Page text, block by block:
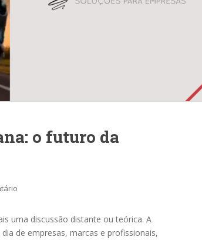
o futuro da
uma discussão distante ou teórica. A
de empresas, marcas e profissionais,